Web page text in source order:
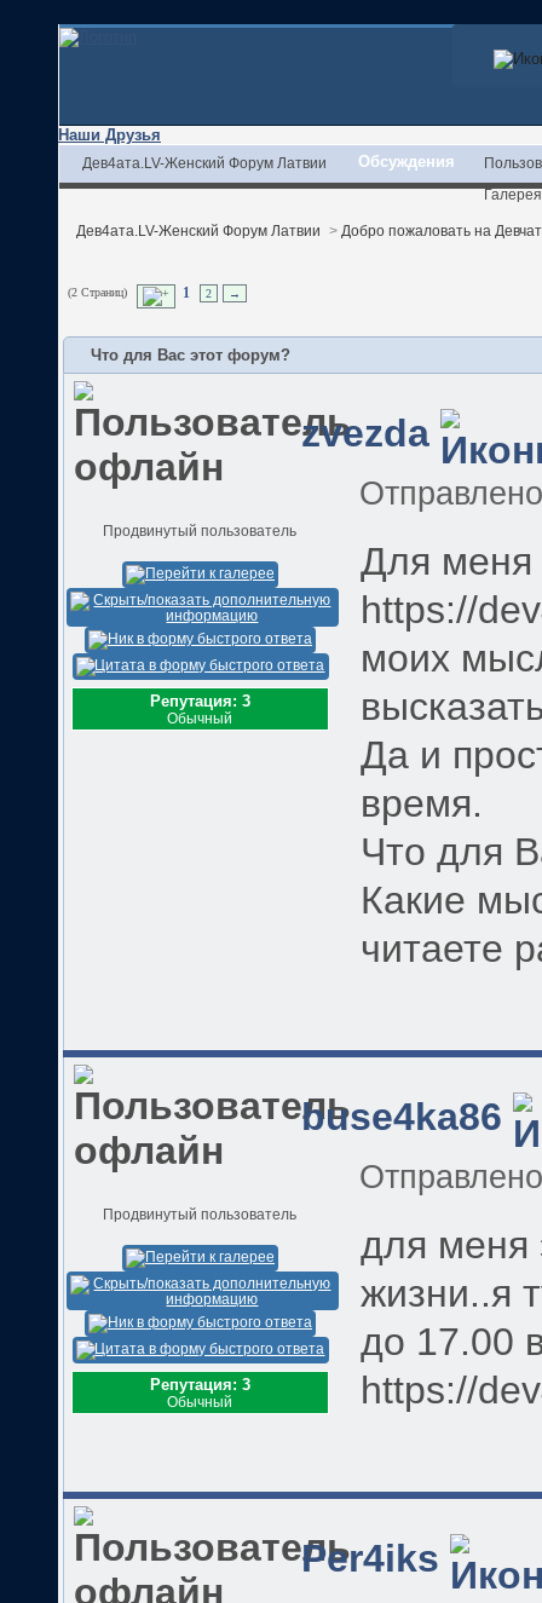
Наши Друзья
Дев4ата.LV-Женский Форум Латвии Обсуждения
Галерея
Дев4ата.LV-Женский Форум Латвии > Добро пожаловать на
(2 Страниц) 1 2 →
Что для Вас этот форум?
zvezda
Продвинутый пользователь
Репутация: 3
Обычный
Для меня
https://
моих
Да и
время.
Что для
Какие
читаете
buse4ka86
Продвинутый пользователь
Репутация: 3
Обычный
для меня
жизни..я
до 17.00
https://
Per4iks